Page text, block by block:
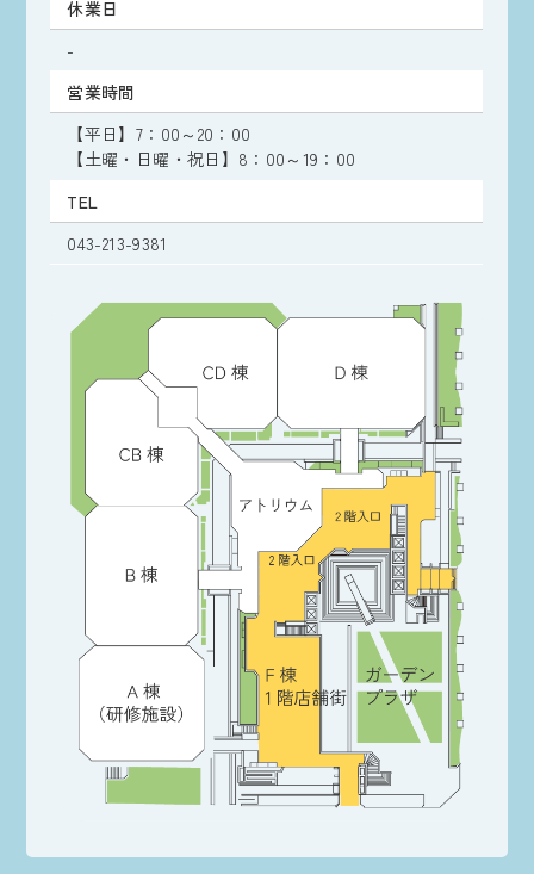
休業日
-
営業時間
【平日】7：00～20：00
【土曜・日曜・祝日】8：00～19：00
TEL
043-213-9381